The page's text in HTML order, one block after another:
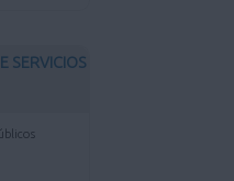
SERVICIOS